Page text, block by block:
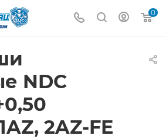
0
NDC
2AZ-FE